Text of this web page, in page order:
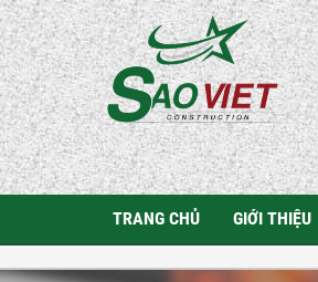
TRANG CHỦ GIỚI THIỆU